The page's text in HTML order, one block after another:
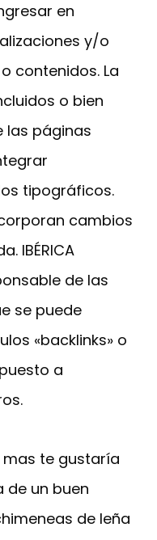
en
y/o
contenidos. La
o bien
las páginas
tipográficos.
cambios
IBÉRICA
de las
se puede
«backlinks» o
a
mas te gustaría
de un buen
de leña